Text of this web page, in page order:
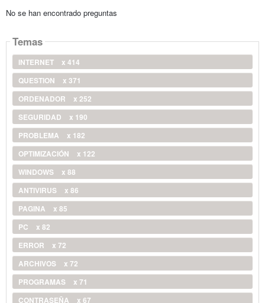
No se han encontrado preguntas
Temas
INTERNET
x 414
QUESTION
x 371
ORDENADOR
x 252
SEGURIDAD
x 190
PROBLEMA
x 182
OPTIMIZACIÓN
x 122
WINDOWS
x 88
ANTIVIRUS
x 86
PAGINA
x 85
PC
x 82
ERROR
x 72
ARCHIVOS
x 72
PROGRAMAS
x 71
CONTRASEÑA
x 67